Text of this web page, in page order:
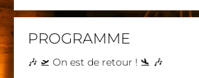
PROGRAMME
🎶 🛫 On est de retour ! 🛬 🎶